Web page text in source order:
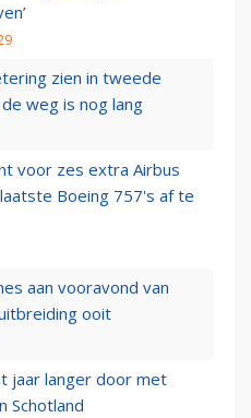
zien in tweede
weg is nog lang
voor zes extra Airbus
Boeing 757's af te
aan vooravond van
ooit
jaar langer door met
Schotland